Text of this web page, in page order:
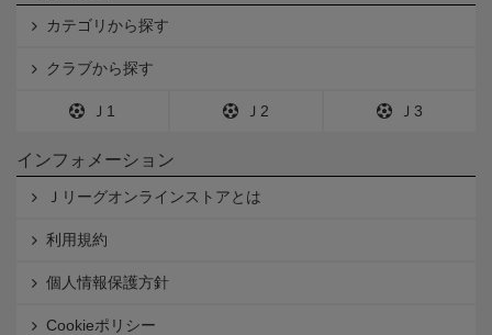
カテゴリから探す
クラブから探す
Ｊ1 Ｊ2 Ｊ3
インフォメーション
Ｊリーグオンラインストアとは
利用規約
個人情報保護方針
Cookieポリシー